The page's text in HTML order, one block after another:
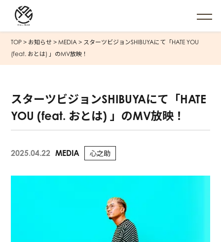
TOP > お知らせ >MEDIA > スターツビジョンSHIBUYAにて「HATE YOU
(feat. おとは) 」のMV放映！
スターツビジョンSHIBUYAにて「HATE
YOU (feat. おとは) 」のMV放映！
2025.04.22 MEDIA 心之助